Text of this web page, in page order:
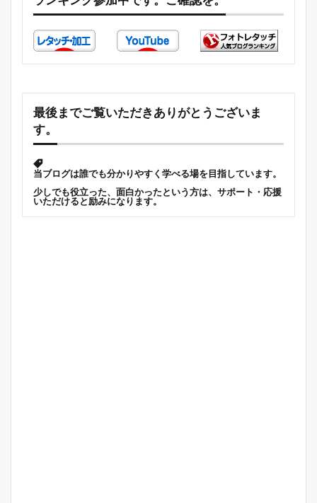
最後までご覧いただきありがとうございま
す。
当ブログは誰でも分かりやすく学べる場を目指しています。
少しでも役立った、面白かったという方は、サポート・応援
いただけると励みになります。